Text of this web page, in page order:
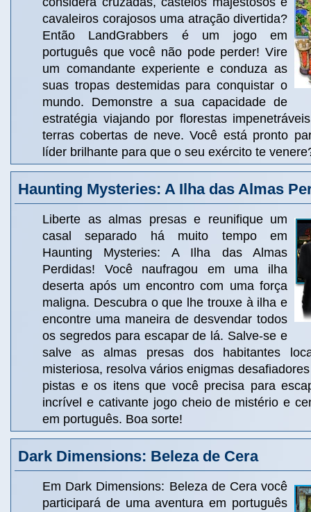
cavaleiros corajosos uma atração divertida?
Então LandGrabbers é um jogo em
português que você não pode perder! Vire
um comandante experiente e conduza as
suas tropas destemidas para conquistar o
mundo. Demonstre a sua capacidade de
estratégia viajando por florestas
terras cobertas de neve. Você está pronto
líder brilhante para que o seu exército te
Haunting Mysteries: A Ilha das Almas
Liberte as almas presas e reunifique um
casal separado há muito tempo em
Haunting Mysteries: A Ilha das Almas
Perdidas! Você naufragou em uma ilha
deserta após um encontro com uma força
maligna. Descubra o que lhe trouxe à ilha e
encontre uma maneira de desvendar todos
os segredos para escapar de lá. Salve-se e
salve as almas presas dos habitantes
misteriosa, resolva vários enigmas
pistas e os itens que você precisa para
incrível e cativante jogo cheio de mistério e
em português. Boa sorte!
Dark Dimensions: Beleza de Cera
Em Dark Dimensions: Beleza de Cera você
participará de uma aventura em português